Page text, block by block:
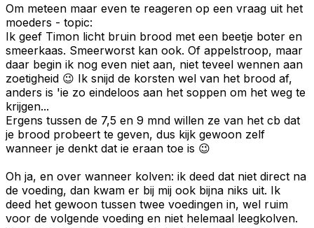
Om meteen maar even te reageren op een vraag uit het
moeders - topic:
Ik geef Timon licht bruin brood met een beetje boter en
smeerkaas. Smeerworst kan ook. Of appelstroop, maar
daar begin ik nog even niet aan, niet teveel wennen aan
zoetigheid 😉 Ik snijd de korsten wel van het brood af,
anders is 'ie zo eindeloos aan het soppen om het weg te
krijgen...
Ergens tussen de 7,5 en 9 mnd willen ze van het cb dat
je brood probeert te geven, dus kijk gewoon zelf
wanneer je denkt dat ie eraan toe is 😉
Oh ja, en over wanneer kolven: ik deed dat niet direct na
de voeding, dan kwam er bij mij ook bijna niks uit. Ik
deed het gewoon tussen twee voedingen in, wel ruim
voor de volgende voeding en niet helemaal leegkolven.